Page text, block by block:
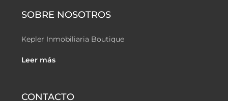
SOBRE NOSOTROS
Kepler Inmobiliaria Boutique
Leer más
CONTACTO